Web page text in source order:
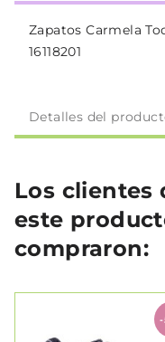
Zapatos Carmela
16118201
Detalles del
Los clientes
este
compraron:
-